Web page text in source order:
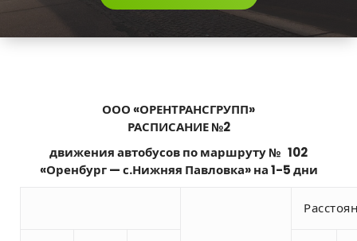
ООО «ОРЕНТРАНСГРУПП»
РАСПИСАНИЕ №2
движения автобусов по маршруту № 102
«Оренбург — с.Нижняя Павловка» на 1-5 дни